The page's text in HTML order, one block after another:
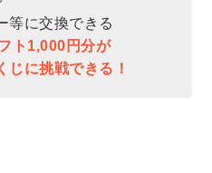
等に交換できる
ト1,000円分が
じに挑戦できる！